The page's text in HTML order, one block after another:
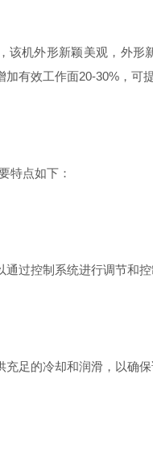
机外形新颖美观，外形
加有效工作面20-30%，可
点如下：
过控制系统进行调节和控
足的冷却和润滑，以确保